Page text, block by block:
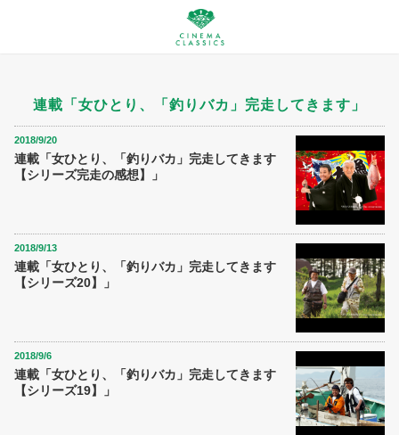
連載「女ひとり、「釣りバカ」完走してきます」
2018/9/20
連載「女ひとり、「釣りバカ」完走してきます
【シリーズ完走の感想】」
2018/9/13
連載「女ひとり、「釣りバカ」完走してきます
【シリーズ20】」
2018/9/6
連載「女ひとり、「釣りバカ」完走してきます
【シリーズ19】」